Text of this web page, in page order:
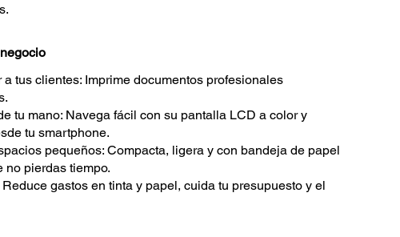
tus clientes: Imprime documentos profesionales
tu mano: Navega fácil con su pantalla LCD a color y
tu smartphone.
pequeños: Compacta, ligera y con bandeja de papel
no pierdas tiempo.
gastos en tinta y papel, cuida tu presupuesto y el